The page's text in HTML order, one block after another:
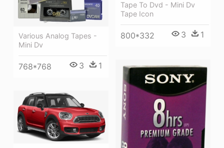
Various Analog Tapes -
Mini Dv
768*768 3 1
Tape To Dvd - Mini Dv
Tape Icon
800*332 3 1